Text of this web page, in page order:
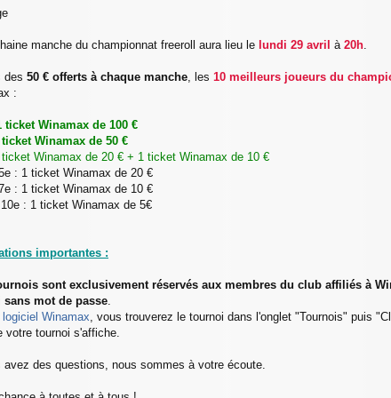
manche du championnat freeroll aura lieu le lundi 29 avril à 20h
des 50 € offerts à chaque manche , les 10 meilleurs joueurs du
:
ticket Winamax de 100 €
ticket Winamax de 50 €
Winamax de 20 € + 1 ticket Winamax de 10 €
: 1 ticket Winamax de 20 €
: 1 ticket Winamax de 10 €
: 1 ticket Winamax de 5€
importantes :
sont exclusivement réservés aux membres du club affiliés à
sans mot de passe
logiciel Winamax , vous trouverez le tournoi dans l'onglet "Tournois" puis
votre tournoi s'affiche.
avez des questions, nous sommes à votre écoute.